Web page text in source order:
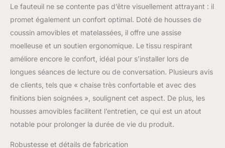
mousse et le velours
glacé doux de ce fauteuil
de salon confortable à
dossier haut tout en
lisant un livre ou en
buvant un verre Meubles
polyvalents : compact
fauteuil confortable en
velours glacé s'adapte
sans problème aux
salons, chambres ou
point de référence où
Le fauteuil ne se contente pas d’être visuellement attrayant : il
promet également un confort optimal. Doté de housses de
coussin amovibles et matelassées, il offre une assise
moelleuse et un soutien ergonomique. Le tissu respirant
améliore encore le confort, idéal pour s’installer lors de
longues séances de lecture ou de conversation. Plusieurs avis
de clients, tels que « chaise très confortable et avec des
finitions bien soignées », soulignent cet aspect. De plus, les
housses amovibles facilitent l’entretien, ce qui est un atout
notable pour prolonger la durée de vie du produit.
Robustesse et détails de fabrication